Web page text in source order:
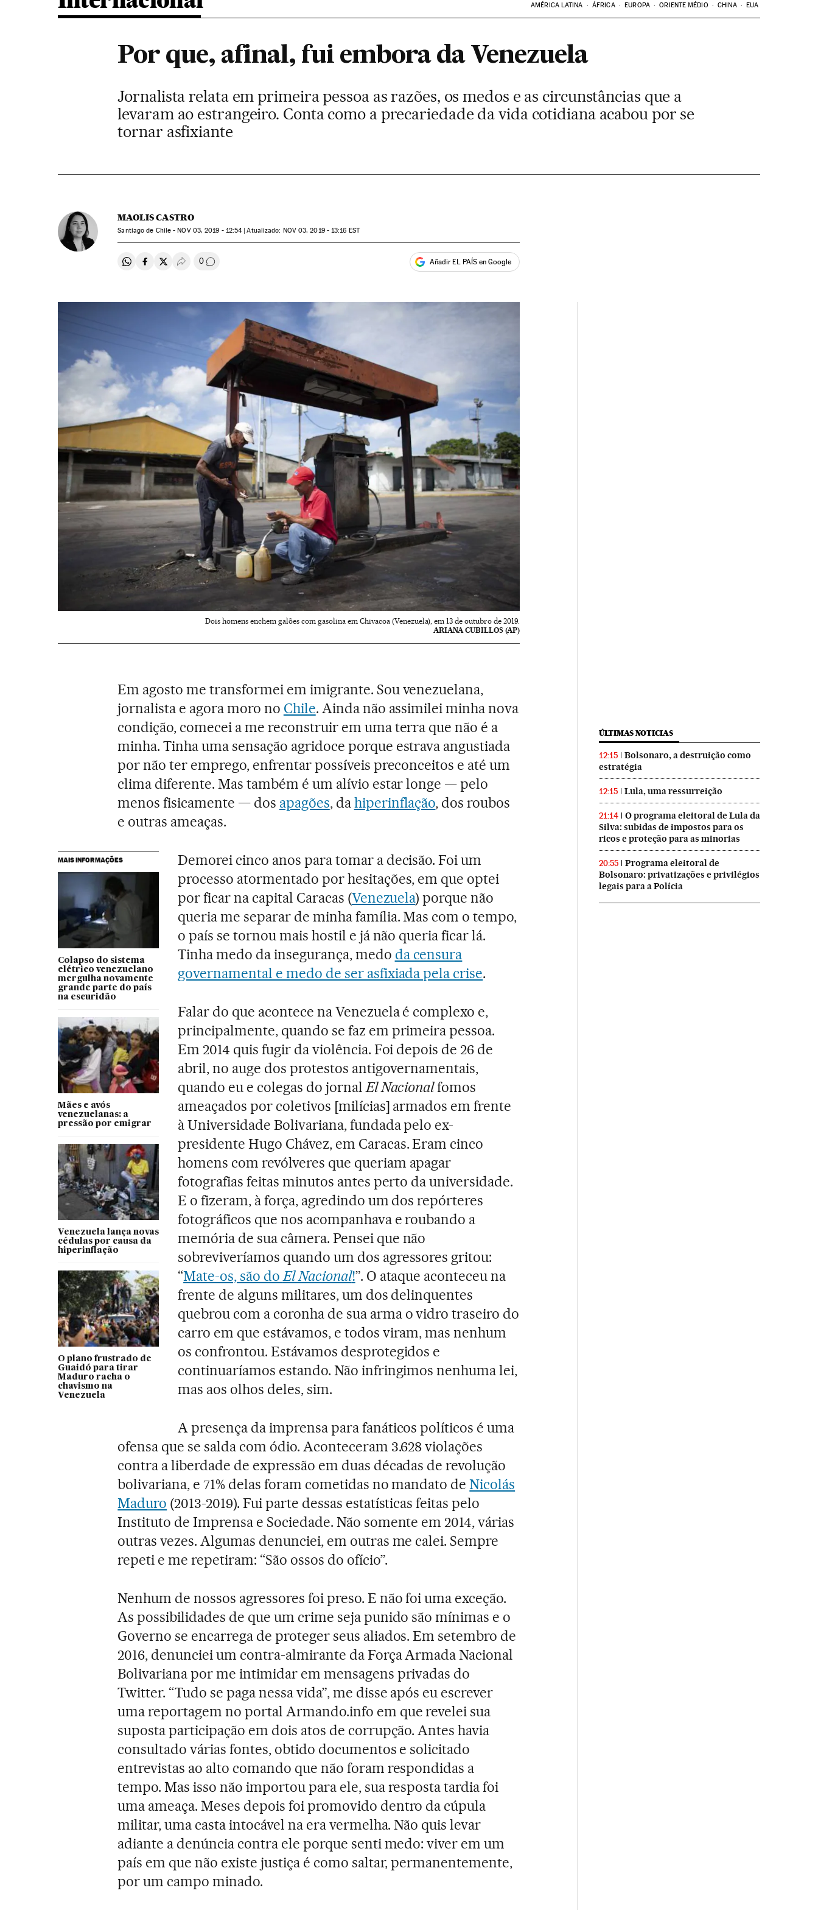
AMÉRICA LATINA ÁFRICA EUROPA ORIENTE MÉDIO CHINA EUA
Por que, afinal, fui embora da Venezuela
Jornalista relata em primeira pessoa as razões, os medos e as circunstâncias que a
levaram ao estrangeiro. Conta como a precariedade da vida cotidiana acabou por se
tornar asfixiante
MAOLIS CASTRO
Santiago de Chile -NOV03, 2019 - 12:54 atualizado: NOV03, 2019 - 13:16 EST
Compartir en Whatsapp
Compartir en Facebook
Compartir en Twitter
Desplegar Redes Sociales
0 Comentários Añadir EL PAÍS en Google
Dois homens enchem galões com gasolina em Chivacoa (Venezuela), em 13 de outubro de 2019.
ARIANA CUBILLOS (AP)
Em agosto me transformei em imigrante. Sou venezuelana,
jornalista e agora moro no Chile. Ainda não assimilei minha nova
condição, comecei a me reconstruir em uma terra que não é a
minha. Tinha uma sensação agridoce porque estrava angustiada
por não ter emprego, enfrentar possíveis preconceitos e até um
clima diferente. Mas também é um alívio estar longe — pelo
menos fisicamente — dos apagões, dahiperinflação, dos roubos
e outras ameaças.
MAIS INFORMAÇÕES
Colapso do sistema
elétrico venezuelano
mergulha novamente
grande parte do país
na escuridão
Mães e avós
venezuelanas: a
pressão por emigrar
Venezuela lança novas
cédulas por causa da
hiperinflação
O plano frustrado de
Guaidó para tirar
Maduro racha o
chavismo na
Venezuela
Demorei cinco anos para tomar a decisão. Foi um
processo atormentado por hesitações, em que optei
por ficar na capital Caracas (Venezuela) porque não
queria me separar de minha família. Mas com o tempo,
o país se tornou mais hostil e já não queria ficar lá.
Tinha medo da insegurança, medo da censura
governamental e medo de ser asfixiada pela crise.
Falar do que acontece na Venezuela é complexo e,
principalmente, quando se faz em primeira pessoa.
Em 2014 quis fugir da violência. Foi depois de 26 de
abril, no auge dos protestos antigovernamentais,
quando eu e colegas do jornalEl Nacionalfomos
ameaçados por coletivos [milícias] armados em frente
à Universidade Bolivariana, fundada pelo ex-
presidente Hugo Chávez, em Caracas. Eram cinco
homens com revólveres que queriam apagar
fotografias feitas minutos antes perto da universidade.
E o fizeram, à força, agredindo um dos repórteres
fotográficos que nos acompanhava e roubando a
memória de sua câmera. Pensei que não
sobreviveríamos quando um dos agressores gritou:
“Mate-os, são doEl Nacional!”. O ataque aconteceu na
frente de alguns militares, um dos delinquentes
quebrou com a coronha de sua arma o vidro traseiro do
carro em que estávamos, e todos viram, mas nenhum
os confrontou. Estávamos desprotegidos e
continuaríamos estando. Não infringimos nenhuma lei,
mas aos olhos deles, sim.
A presença da imprensa para fanáticos políticos é uma
ofensa que se salda com ódio. Aconteceram 3.628 violações
contra a liberdade de expressão em duas décadas de revolução
bolivariana, e 71% delas foram cometidas no mandato deNicolás
Maduro (2013-2019). Fui parte dessas estatísticas feitas pelo
Instituto de Imprensa e Sociedade. Não somente em 2014, várias
outras vezes. Algumas denunciei, em outras me calei. Sempre
repeti e me repetiram: “São ossos do ofício”.
Nenhum de nossos agressores foi preso. E não foi uma exceção.
As possibilidades de que um crime seja punido são mínimas e o
Governo se encarrega de proteger seus aliados. Em setembro de
2016, denunciei um contra-almirante da Força Armada Nacional
Bolivariana por me intimidar em mensagens privadas do
Twitter. “Tudo se paga nessa vida”, me disse após eu escrever
uma reportagem no portal Armando.info em que revelei sua
suposta participação em dois atos de corrupção. Antes havia
consultado várias fontes, obtido documentos e solicitado
entrevistas ao alto comando que não foram respondidas a
tempo. Mas isso não importou para ele, sua resposta tardia foi
uma ameaça. Meses depois foi promovido dentro da cúpula
militar, uma casta intocável na era vermelha. Não quis levar
adiante a denúncia contra ele porque senti medo: viver em um
país em que não existe justiça é como saltar, permanentemente,
por um campo minado.
ÚLTIMAS NOTICIAS
12:15
Bolsonaro, a destruição como
estratégia
12:15 Lula, uma ressurreição
21:14
O programa eleitoral de Lula da
Silva: subidas de impostos para os
ricos e proteção para as minorias
20:55
Programa eleitoral de
Bolsonaro: privatizações e privilégios
legais para a Polícia